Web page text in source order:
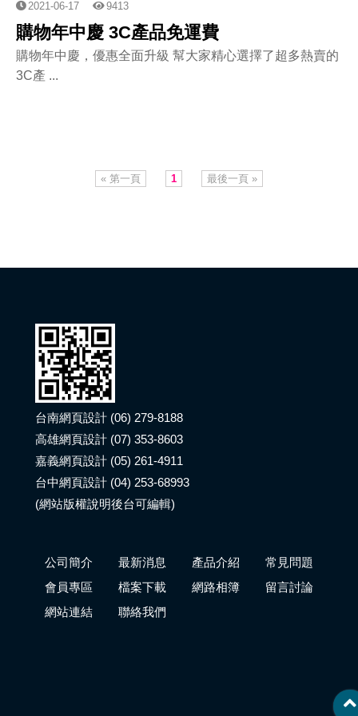
2021-06-17 9413
購物年中慶 3C產品免運費
購物年中慶，優惠全面升級 幫大家精心選擇了超多熱賣的
3C產 ...
« 第一頁 1 最後一頁 »
台南網頁設計 (06) 279-8188
高雄網頁設計 (07) 353-8603
嘉義網頁設計 (05) 261-4911
台中網頁設計 (04) 253-68993
(網站版權說明後台可編輯)
公司簡介 最新消息 產品介紹
常見問題
會員專區
檔案下載 網路相簿
留言討論
網站連結
聯絡我們